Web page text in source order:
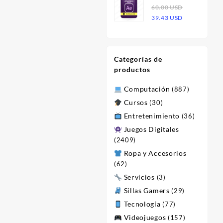
era:
60.00 USD.
es:
Effects 2023
| Licencia
60.00USD
El
60.00 USD.
39.43 USD
Categorías de
productos
Computación (887)
Cursos (30)
Entretenimiento (36)
Juegos Digitales
(2409)
Ropa y Accesorios
(62)
Servicios (3)
Sillas Gamers (29)
Tecnología (77)
Videojuegos (157)